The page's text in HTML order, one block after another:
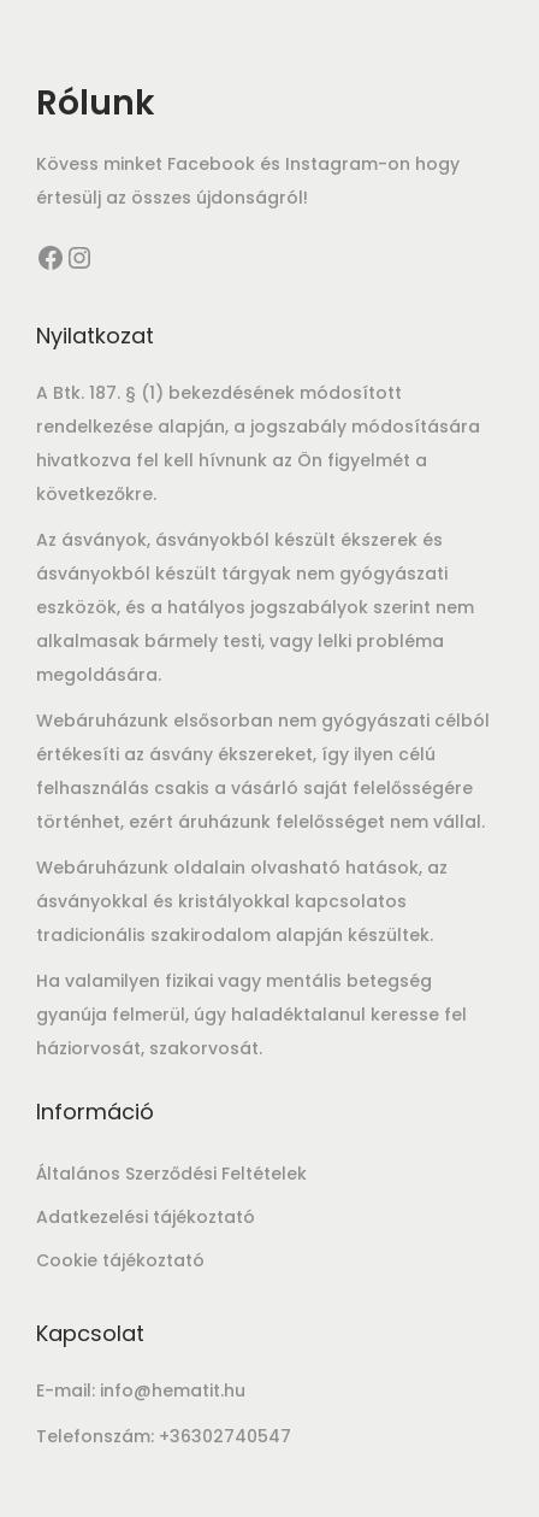
Rólunk
Kövess minket Facebook és Instagram-on hogy
értesülj az összes újdonságról!
Nyilatkozat
A Btk. 187. § (1) bekezdésének módosított
rendelkezése alapján, a jogszabály módosítására
hivatkozva fel kell hívnunk az Ön figyelmét a
következőkre.
Az ásványok, ásványokból készült ékszerek és
ásványokból készült tárgyak nem gyógyászati
eszközök, és a hatályos jogszabályok szerint nem
alkalmasak bármely testi, vagy lelki probléma
megoldására.
Webáruházunk elsősorban nem gyógyászati célból
értékesíti az ásvány ékszereket, így ilyen célú
felhasználás csakis a vásárló saját felelősségére
történhet, ezért áruházunk felelősséget nem vállal.
Webáruházunk oldalain olvasható hatások, az
ásványokkal és kristályokkal kapcsolatos
tradicionális szakirodalom alapján készültek.
Ha valamilyen fizikai vagy mentális betegség
gyanúja felmerül, úgy haladéktalanul keresse fel
háziorvosát, szakorvosát.
Információ
Általános Szerződési Feltételek
Adatkezelési tájékoztató
Cookie tájékoztató
Kapcsolat
E-mail: info@hematit.hu
Telefonszám: +36302740547